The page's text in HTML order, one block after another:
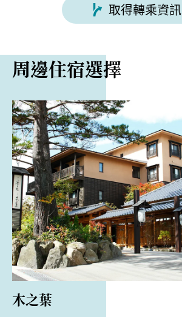
取得轉乘資訊
周邊住宿選擇
木之葉